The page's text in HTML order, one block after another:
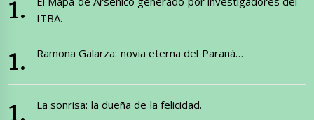
ITBA.
Ramona Galarza: novia eterna del Paraná…
La sonrisa: la dueña de la felicidad.